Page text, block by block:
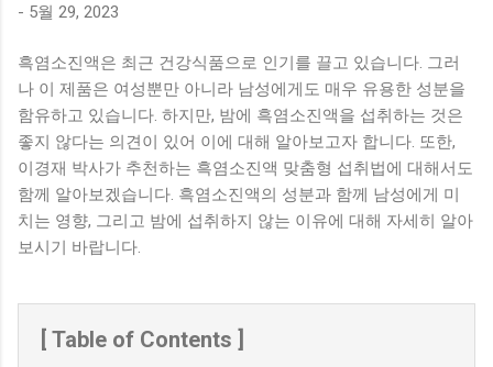
를 사더라도 종류도 많고, 가격도 다양해서 결정이 많이 어려우
많을 수 밖에 없습니다. 다양한 상품들을 상세스펙 과 가격 을
꼼꼼히 비교해서 구매하실 수 있도록 순위 추천 해드릴게요. 특
가상품 보러가기 추천상품 Best 유니콘 멀티페어링 스마트폰
태블릿 거치형 저소음 블루투스 키보드, BK-500SB, 일반형, 블
랙 유니콘 멀티페어링 스마트폰 태...
- 5월 29, 2023
흑염소진액은 최근 건강식품으로 인기를 끌고 있습니다. 그러
나 이 제품은 여성뿐만 아니라 남성에게도 매우 유용한 성분을
함유하고 있습니다. 하지만, 밤에 흑염소진액을 섭취하는 것은
좋지 않다는 의견이 있어 이에 대해 알아보고자 합니다. 또한,
이경재 박사가 추천하는 흑염소진액 맞춤형 섭취법에 대해서도
함께 알아보겠습니다. 흑염소진액의 성분과 함께 남성에게 미
치는 영향, 그리고 밤에 섭취하지 않는 이유에 대해 자세히 알아
보시기 바랍니다.
[ Table of Contents ]